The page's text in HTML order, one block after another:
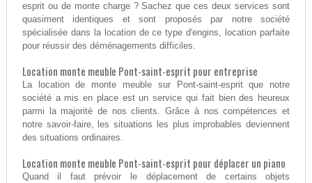
esprit ou de monte charge ? Sachez que ces deux services sont
quasiment identiques et sont proposés par notre société
spécialisée dans la location de ce type d'engins, location parfaite
pour réussir des déménagements difficiles.
Location monte meuble Pont-saint-esprit pour entreprise
La location de monte meuble sur Pont-saint-esprit que notre
société a mis en place est un service qui fait bien des heureux
parmi la majorité de nos clients. Grâce à nos compétences et
notre savoir-faire, les situations les plus improbables deviennent
des situations ordinaires.
Location monte meuble Pont-saint-esprit pour déplacer un piano
Quand il faut prévoir le déplacement de certains objets